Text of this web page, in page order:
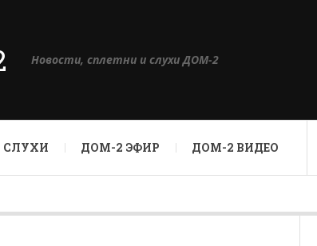
Новости, сплетни и слухи ДОМ-2
СЛУХИ ДОМ-2 ЭФИР ДОМ-2 ВИДЕО